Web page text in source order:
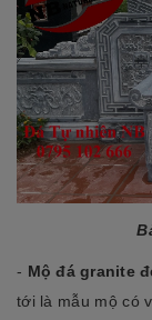
- Mộ đá granite
tới là mẫu mộ có